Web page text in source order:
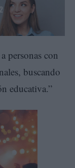
personas con
buscando
educativa.”